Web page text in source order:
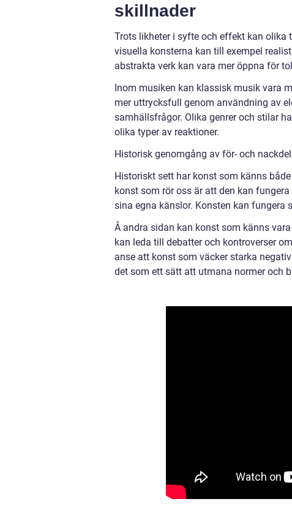
skillnader
Trots likheter i syfte och effekt kan olika
visuella konsterna kan till exempel
abstrakta verk kan vara mer öppna för
Inom musiken kan klassisk musik vara
mer uttrycksfull genom användning av
samhällsfrågor. Olika genrer och stilar
olika typer av reaktioner.
Historisk genomgång av för- och
Historiskt sett har konst som känns
konst som rör oss är att den kan
sina egna känslor. Konsten kan fungera
Å andra sidan kan konst som känns
kan leda till debatter och kontroverser
anse att konst som väcker starka
det som ett sätt att utmana normer och